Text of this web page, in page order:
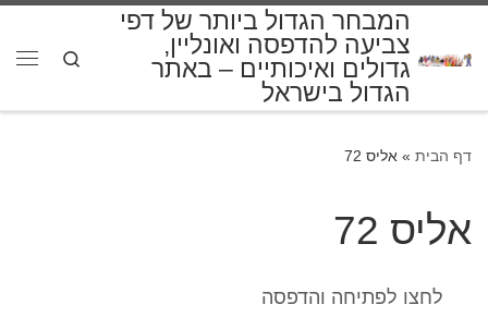
המבחר הגדול ביותר של דפי
צביעה להדפסה ואונליין,
גדולים ואיכותיים – באתר
הגדול בישראל
Search
דף הבית » אליס 72
אליס 72
לחצו לפתיחה והדפסה